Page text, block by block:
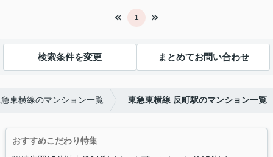
1
検索条件を変更 まとめてお問い合わせ
東横線のマンション一覧 東急東横線 反町駅のマンション一覧
おすすめこだわり特集